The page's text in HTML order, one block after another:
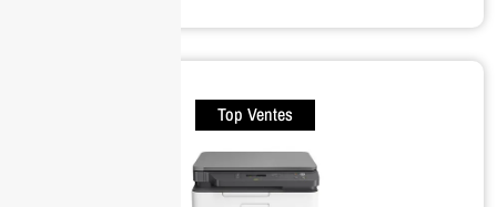
Top Ventes